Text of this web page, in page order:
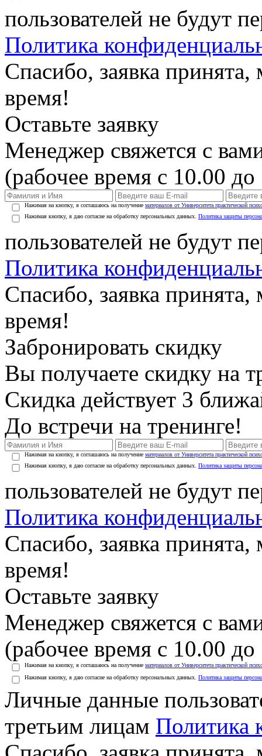
пользователей не будут
Политика
Спасибо, заявка
время!
Оставьте заявку
Менеджер свяжется с
(рабочее время с 10.00
Нажимая на кнопку, я соглашаюсь на получение материалов от Университета практической
Нажимая кнопку, я даю согласие на обработку персональных данных. Политика защиты
пользователей не будут
Политика
Спасибо, заявка
время!
Забронировать скидку
Вы получаете скидку на
Скидка действует 3
До встречи на тренинге!
Нажимая на кнопку, я соглашаюсь на получение материалов от Университета практической
Нажимая кнопку, я даю согласие на обработку персональных данных. Политика защиты
пользователей не будут
Политика
Спасибо, заявка
время!
Оставьте заявку
Менеджер свяжется с
(рабочее время с 10.00
Нажимая на кнопку, я соглашаюсь на получение материалов от Университета практической
Нажимая кнопку, я даю согласие на обработку персональных данных. Политика защиты
Личные данные
третьим лицам Политика